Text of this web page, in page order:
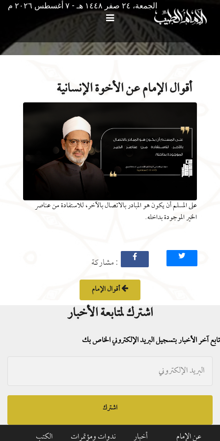
الجمعة، ٢٤ صفر ١٤٤٨ هـ - ۷ أغسطس ۲۰۲٦ م
أقوال الإمام عن الأخوة الإنسانية
على المسلم أن يكون هو المبادر بالاتصال بالآخر، للاستفادة من عناصر
الخير الموجودة بداخله.
: مشاركة
أقوال الإمام
اشترك لمتابعة الأخبار
تابع آخر الأخبار بتسجيل البريد الإلكتروني الخاص بك
اشترك
عن الإمام أخبار ندوات ومؤتمرات الكتب